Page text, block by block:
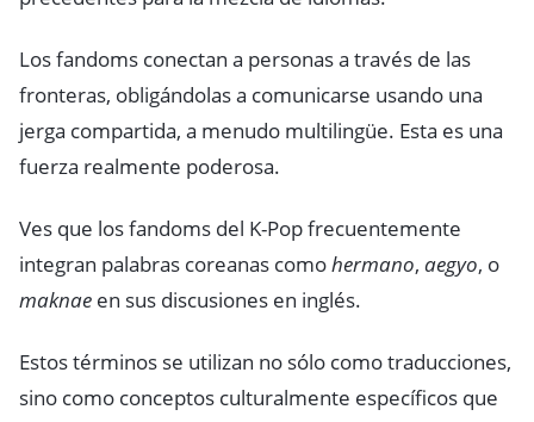
Los fandoms conectan a personas a través de las
fronteras, obligándolas a comunicarse usando una
jerga compartida, a menudo multilingüe. Esta es una
fuerza realmente poderosa.
Ves que los fandoms del K-Pop frecuentemente
integran palabras coreanas comohermano, aegyo, o
maknae en sus discusiones en inglés.
Estos términos se utilizan no sólo como traducciones,
sino como conceptos culturalmente específicos que